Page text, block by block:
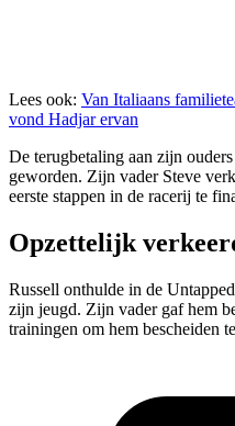
Lees ook: Van Italiaans
vond Hadjar ervan
De terugbetaling aan zijn
geworden. Zijn vader Steve
eerste stappen in de racerij te
Opzettelijk
Russell onthulde in de
zijn jeugd. Zijn vader gaf hem
trainingen om hem bescheiden